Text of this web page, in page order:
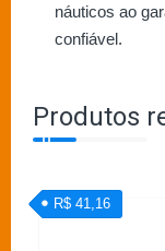
náuticos ao
confiável.
Produtos
R$ 41,16